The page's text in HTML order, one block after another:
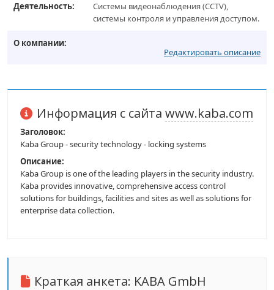
Деятельность:
Системы видеонаблюдения (CCTV),
системы контроля и управления доступом.
О компании:
Редактировать описание
Информация с сайта www.kaba.com
Заголовок:
Kaba Group - security technology - locking systems
Описание:
Kaba Group is one of the leading players in the security industry.
Kaba provides innovative, comprehensive access control
solutions for buildings, facilities and sites as well as solutions for
enterprise data collection.
Краткая анкета: KABA GmbH